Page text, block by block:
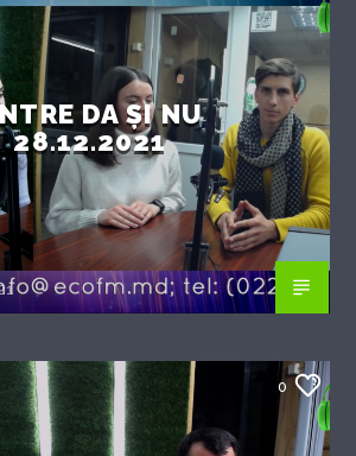
DA ȘI NU
28.12.2021
0